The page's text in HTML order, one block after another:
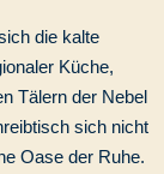
die kalte
Küche,
Tälern der Nebel
sich nicht
Oase der Ruhe.